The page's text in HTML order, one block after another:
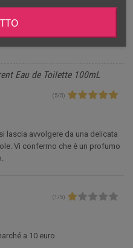
Eau de Toilette 100mL
( 5/ 5)
lascia avvolgere da una delicata
Vi confermo che è un profumo
( 1 / 5)
a 10 euro